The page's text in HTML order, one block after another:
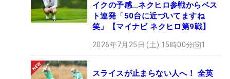
イクの予感…ネクヒロ参戦からベス
ト連発「50台に近づいてますね
笑」【マイナビ ネクヒロ第9戦】
2026年7月25日 (土) 15時00分 1
スライスが止まらない人へ！ 全英